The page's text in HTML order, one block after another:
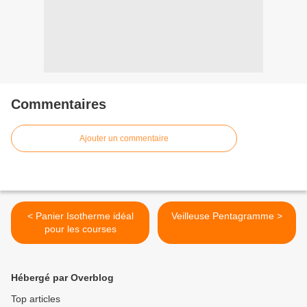
Commentaires
Ajouter un commentaire
< Panier Isotherme idéal
pour les courses
Veilleuse Pentagramme >
Hébergé par Overblog
Top articles